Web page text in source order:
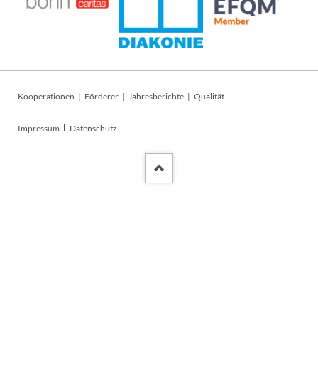
Navigation
Kooperationen Förderer Jahresberichte Qualität
Navigation
Impressum Datenschutz